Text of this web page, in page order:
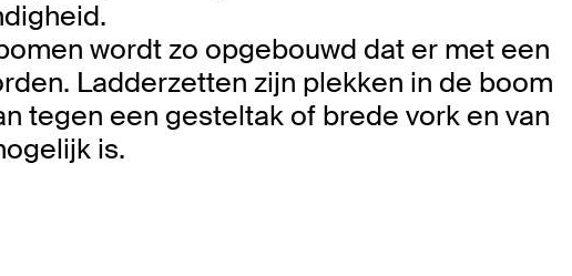
wordt zo opgebouwd dat er met een
Ladderzetten zijn plekken in de boom
tegen een gesteltak of brede vork en van
is.